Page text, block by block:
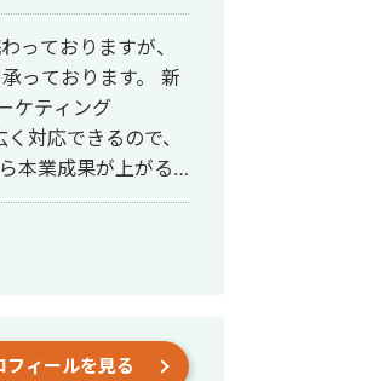
っておりますが、
ております。 新
ケティング
対応できるので、
㈱エンファクトリ
新規事業立ち上げ
領域改善で、売上
フィールを見る